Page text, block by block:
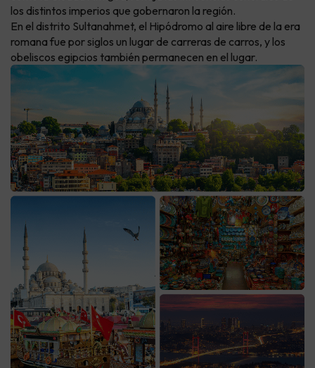
los distintos imperios que gobernaron la región.
En el distrito Sultanahmet, el Hipódromo al aire libre de la era
romana fue por siglos un lugar de carreras de carros, y los
obeliscos egipcios también permanecen en el lugar.